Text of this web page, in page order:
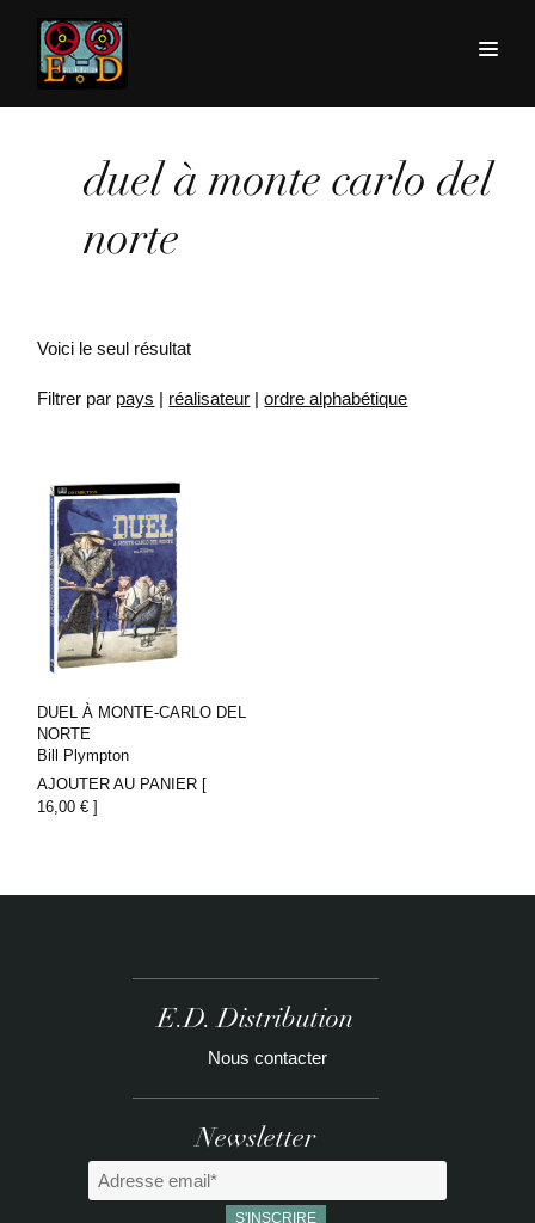
duel à monte carlo del
norte
Voici le seul résultat
Filtrer par pays | réalisateur |ordre alphabétique
DUEL À MONTE-CARLO DEL
NORTE
Bill Plympton
AJOUTER AU PANIER [
16,00€ ]
E.D. Distribution
Nous contacter
Newsletter